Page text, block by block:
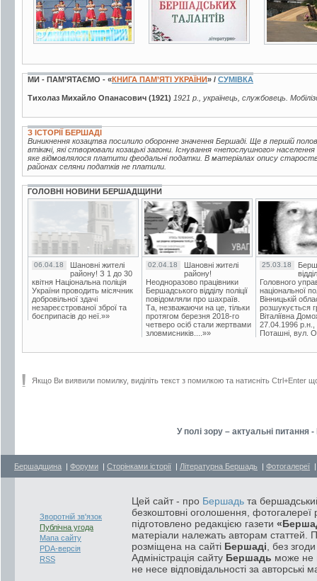
МИ - ПАМ’ЯТАЄМО - «КНИГА ПАМ’ЯТІ УКРАЇНИ» / СУМІВКА
Тихолаз Михайло Опанасович (1921) 1921 р., українець, службовець.
З ІСТОРІЇ БЕРШАДІ
Виникнення козацтва посилило оборонне значення Бершаді. Ще в першій
втікачі, які створювали козацькі загони. Існування «непослушного»
яке відмовлялося платити феодальні податки. В матеріалах опису
районах селяни податків не платили.
ГОЛОВНІ НОВИНИ БЕРШАДЩИНИ
06.04.18
Шановні жителі
району! З 1 до 30
квітня Національна поліція
України проводить місячник
добровільної здачі
незареєстрованої зброї та
боєприпасів до неї.»»
02.04.18
Шановні жителі
району!
Неодноразово працівники
Бершадського відділу поліції
повідомляли про шахраїв.
Та, незважаючи на це, тільки
протягом березня 2018-го
четверо осіб стали жертвами
зловмисників....»»
25.03.18
Головного
національної
Вінницькій
розшукується
Віталіївна
27.04.1996 р.н.,
Поташні, вул.
Якщо Ви виявили помилку, виділіть текст з помилкою та натисніть Ctrl+Enter
У полі зору – актуальні
Бершадщина | Форуми | Сторінками історії | Літературна Бершадь | Фотогалереї
Зворотній зв'язок
Публічна угода
Мапа сайту
PDA-версія
RSS
Цей сайт - про Бершадь та
безкоштовні оголошення, фотогалереї
підготовлено редакцією газети
матеріали належать авторам статтей.
розміщена на сайті Бершаді , без
Адміністрація сайту Бершадь може не
не несе відповідальності за авторські